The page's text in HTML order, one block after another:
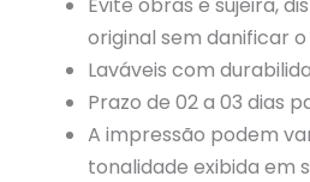
Evite obras e sujeira,
original sem danificar o
Laváveis com
Prazo de 02 a 03 dias
A impressão podem
tonalidade exibida em